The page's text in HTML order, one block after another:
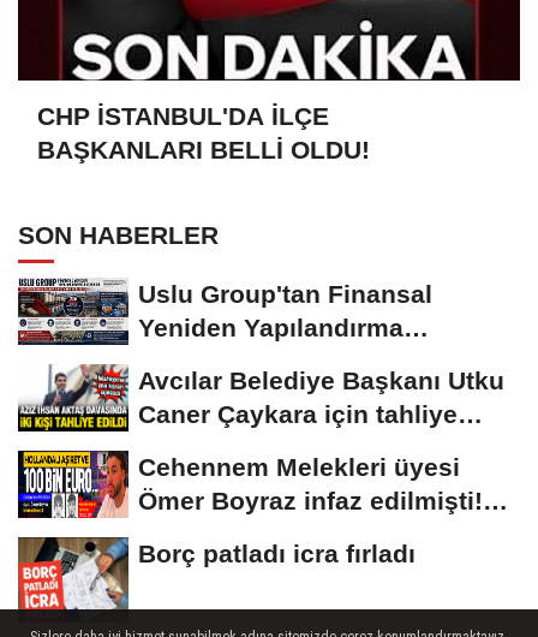
CHP İSTANBUL'DA İLÇE
BAŞKANLARI BELLİ OLDU!
SON HABERLER
Uslu Group'tan Finansal
Yeniden Yapılandırma
Avcılar Belediye Başkanı Utku
Caner Çaykara için tahliye
Cehennem Melekleri üyesi
Ömer Boyraz infaz edilmişti!
Borç patladı icra fırladı